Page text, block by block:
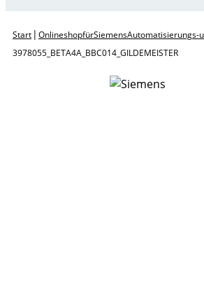
Start | Onlineshop für Siemens Automatisierungs-
3978055_BETA 4A_BBC014_GILDEMEISTER